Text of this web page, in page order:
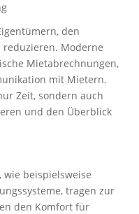
den
Moderne
Mietabrechnungen,
mit Mietern.
Zeit, sondern auch
und den Überblick
beispielsweise
tragen zur
den Komfort für